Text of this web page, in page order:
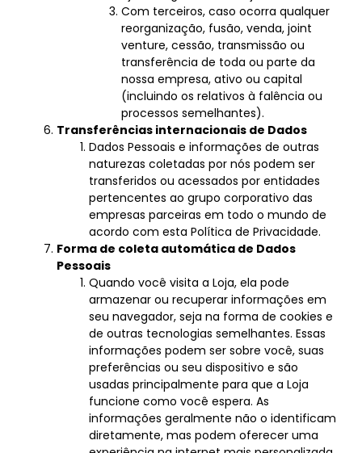
Com terceiros, caso ocorra qualquer
reorganização, fusão, venda, joint
venture, cessão, transmissão ou
transferência de toda ou parte da
nossa empresa, ativo ou capital
(incluindo os relativos à falência ou
processos semelhantes).
Transferências internacionais de Dados
Dados Pessoais e informações de outras
naturezas coletadas por nós podem ser
transferidos ou acessados por entidades
pertencentes ao grupo corporativo das
empresas parceiras em todo o mundo de
acordo com esta Política de Privacidade.
Forma de coleta automática de Dados
Pessoais
Quando você visita a Loja, ela pode
armazenar ou recuperar informações em
seu navegador, seja na forma de cookies e
de outras tecnologias semelhantes. Essas
informações podem ser sobre você, suas
preferências ou seu dispositivo e são
usadas principalmente para que a Loja
funcione como você espera. As
informações geralmente não o identificam
diretamente, mas podem oferecer uma